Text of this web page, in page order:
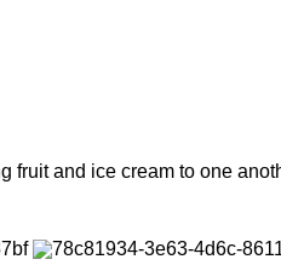
fruit and ice cream to one